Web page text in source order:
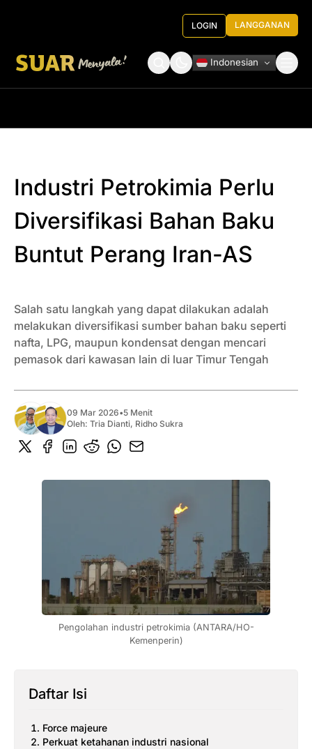
LOGIN LANGGANAN
Indonesian
Industri Petrokimia Perlu
Diversifikasi Bahan Baku
Buntut Perang Iran-AS
Salah satu langkah yang dapat dilakukan adalah
melakukan diversifikasi sumber bahan baku seperti
nafta, LPG, maupun kondensat dengan mencari
pemasok dari kawasan lain di luar Timur Tengah
09 Mar 2026•5 Menit
Oleh: Tria Dianti, Ridho Sukra
Pengolahan industri petrokimia (ANTARA/HO-
Kemenperin)
Daftar Isi
Force majeure
Perkuat ketahanan industri nasional